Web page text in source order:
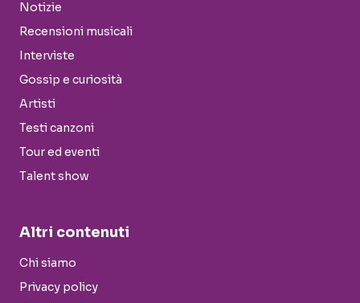
Notizie
Recensioni musicali
Interviste
Gossip e curiosità
Artisti
Testi canzoni
Tour ed eventi
Talent show
Altri contenuti
Chi siamo
Privacy policy